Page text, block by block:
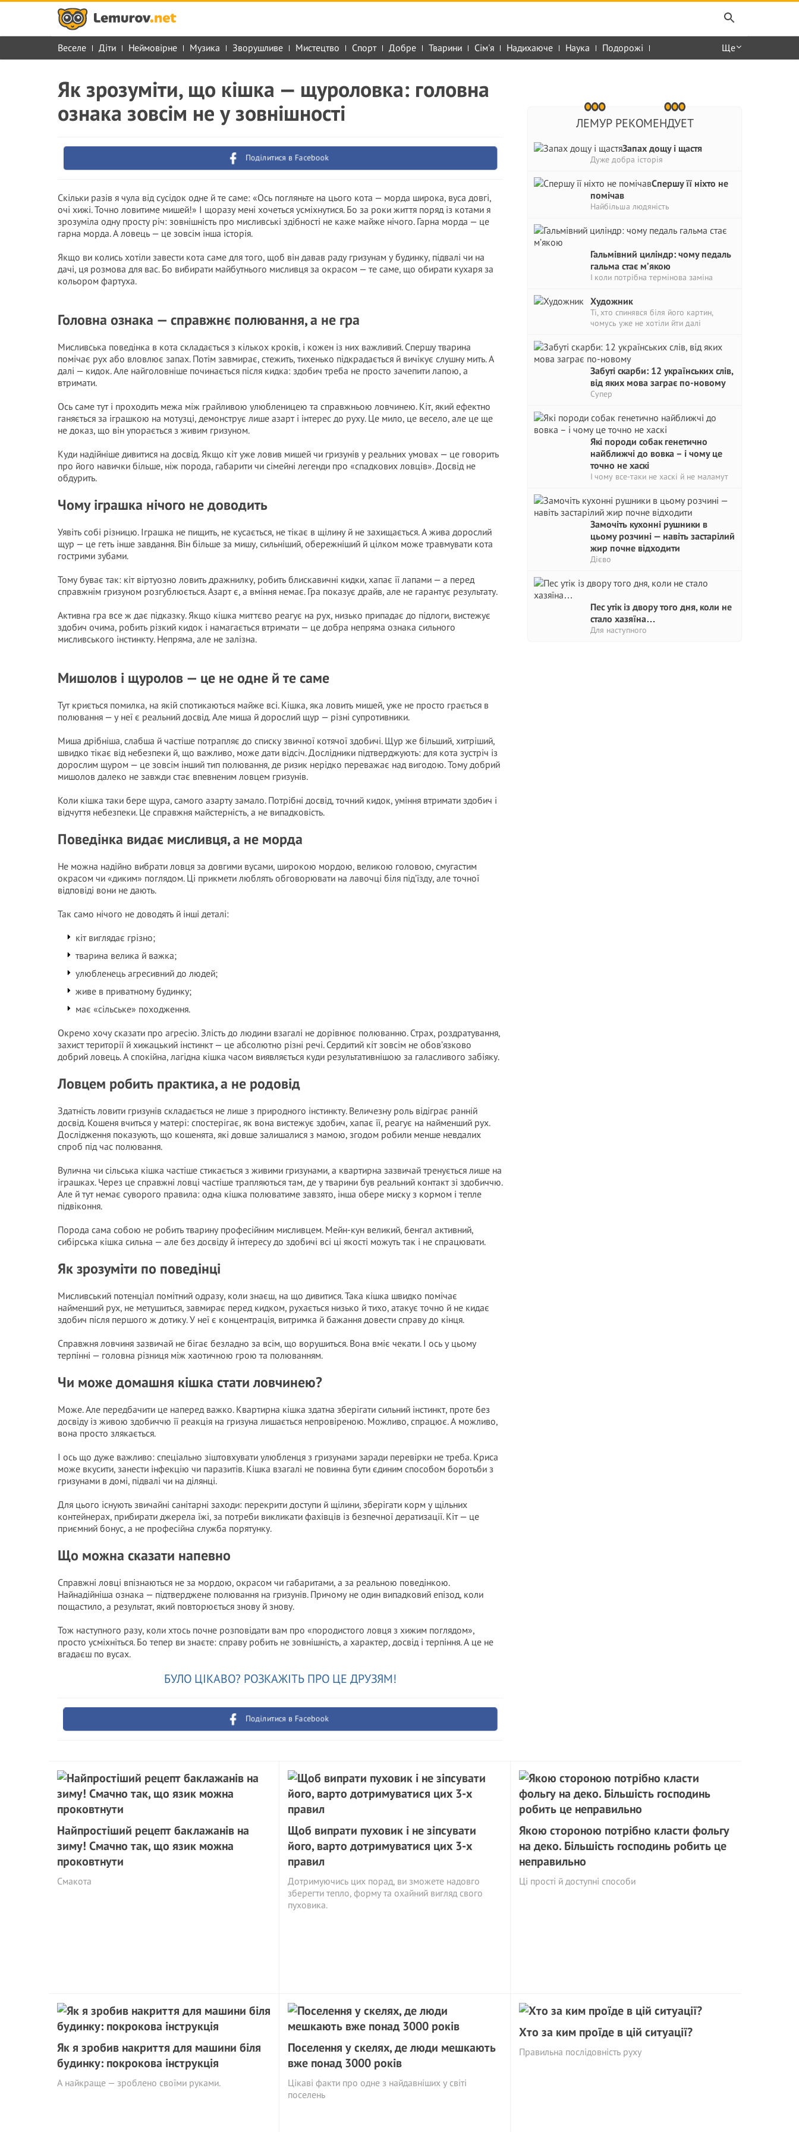
Веселе Діти Неймовірне Музика Зворушливе Мистецтво Спорт Добре Тварини Сім'я Надихаюче Наука Подорожі Ще
ЛЕМУР РЕКОМЕНДУЕТ
Запах дощу і щастя
Дуже добра історія
Спершу її ніхто не
помічав
Найбільша людяність
Гальмівний циліндр: чому педаль
гальма стає м’якою
І коли потрібна термінова заміна
Художник
Ті, хто спинявся біля його картин,
чомусь уже не хотіли йти далі
Забуті скарби: 12 українських слів,
від яких мова заграє по-новому
Супер
Які породи собак генетично
найближчі до вовка – і чому це
точно не хаскі
І чому все-таки не хаскі й не маламут
Замочіть кухонні рушники в
цьому розчині — навіть застарілий
жир почне відходити
Дієво
Пес утік із двору того дня, коли не
стало хазяїна…
Для наступного
Як зрозуміти, що кішка — щуроловка: головна
ознака зовсім не у зовнішності
Поділитися в Facebook
Скільки разів я чула від сусідок одне й те саме: «Ось погляньте на цього кота — морда широка, вуса довгі,
очі хижі. Точно ловитиме мишей!» І щоразу мені хочеться усміхнутися. Бо за роки життя поряд із котами я
зрозуміла одну просту річ: зовнішність про мисливські здібності не каже майже нічого. Гарна морда — це
гарна морда. А ловець — це зовсім інша історія.
Якщо ви колись хотіли завести кота саме для того, щоб він давав раду гризунам у будинку, підвалі чи на
дачі, ця розмова для вас. Бо вибирати майбутнього мисливця за окрасом — те саме, що обирати кухаря за
кольором фартуха.
Головна ознака — справжнє полювання, а не гра
Мисливська поведінка в кота складається з кількох кроків, і кожен із них важливий. Спершу тварина
помічає рух або вловлює запах. Потім завмирає, стежить, тихенько підкрадається й вичікує слушну мить. А
далі — кидок. Але найголовніше починається після кидка: здобич треба не просто зачепити лапою, а
втримати.
Ось саме тут і проходить межа між грайливою улюбленицею та справжньою ловчинею. Кіт, який ефектно
ганяється за іграшкою на мотузці, демонструє лише азарт і інтерес до руху. Це мило, це весело, але це ще
не доказ, що він упорається з живим гризуном.
Куди надійніше дивитися на досвід. Якщо кіт уже ловив мишей чи гризунів у реальних умовах — це говорить
про його навички більше, ніж порода, габарити чи сімейні легенди про «спадкових ловців». Досвід не
обдурить.
Чому іграшка нічого не доводить
Уявіть собі різницю. Іграшка не пищить, не кусається, не тікає в щілину й не захищається. А жива дорослий
щур — це геть інше завдання. Він більше за мишу, сильніший, обережніший й цілком може травмувати кота
гострими зубами.
Тому буває так: кіт віртуозно ловить дражнилку, робить блискавичні кидки, хапає її лапами — а перед
справжнім гризуном розгублюється. Азарт є, а вміння немає. Гра показує драйв, але не гарантує результату.
Активна гра все ж дає підказку. Якщо кішка миттєво реагує на рух, низько припадає до підлоги, вистежує
здобич очима, робить різкий кидок і намагається втримати — це добра непряма ознака сильного
мисливського інстинкту. Непряма, але не залізна.
Мишолов і щуролов — це не одне й те саме
Тут криється помилка, на якій спотикаються майже всі. Кішка, яка ловить мишей, уже не просто грається в
полювання — у неї є реальний досвід. Але миша й дорослий щур — різні супротивники.
Миша дрібніша, слабша й частіше потрапляє до списку звичної котячої здобичі. Щур же більший, хитріший,
швидко тікає від небезпеки й, що важливо, може дати відсіч. Дослідники підтверджують: для кота зустріч із
дорослим щуром — це зовсім інший тип полювання, де ризик нерідко переважає над вигодою. Тому добрий
мишолов далеко не завжди стає впевненим ловцем гризунів.
Коли кішка таки бере щура, самого азарту замало. Потрібні досвід, точний кидок, уміння втримати здобич і
відчуття небезпеки. Це справжня майстерність, а не випадковість.
Поведінка видає мисливця, а не морда
Не можна надійно вибрати ловця за довгими вусами, широкою мордою, великою головою, смугастим
окрасом чи «диким» поглядом. Ці прикмети люблять обговорювати на лавочці біля під’їзду, але точної
відповіді вони не дають.
Так само нічого не доводять й інші деталі:
кіт виглядає грізно;
тварина велика й важка;
улюбленець агресивний до людей;
живе в приватному будинку;
має «сільське» походження.
Окремо хочу сказати про агресію. Злість до людини взагалі не дорівнює полюванню. Страх, роздратування,
захист території й хижацький інстинкт — це абсолютно різні речі. Сердитий кіт зовсім не обов’язково
добрий ловець. А спокійна, лагідна кішка часом виявляється куди результативнішою за галасливого забіяку.
Ловцем робить практика, а не родовід
Здатність ловити гризунів складається не лише з природного інстинкту. Величезну роль відіграє ранній
досвід. Кошеня вчиться у матері: спостерігає, як вона вистежує здобич, хапає її, реагує на найменший рух.
Дослідження показують, що кошенята, які довше залишалися з мамою, згодом робили менше невдалих
спроб під час полювання.
Вулична чи сільська кішка частіше стикається з живими гризунами, а квартирна зазвичай тренується лише на
іграшках. Через це справжні ловці частіше трапляються там, де у тварини був реальний контакт зі здобиччю.
Але й тут немає суворого правила: одна кішка полюватиме завзято, інша обере миску з кормом і тепле
підвіконня.
Порода сама собою не робить тварину професійним мисливцем. Мейн-кун великий, бенгал активний,
сибірська кішка сильна — але без досвіду й інтересу до здобичі всі ці якості можуть так і не спрацювати.
Як зрозуміти по поведінці
Мисливський потенціал помітний одразу, коли знаєш, на що дивитися. Така кішка швидко помічає
найменший рух, не метушиться, завмирає перед кидком, рухається низько й тихо, атакує точно й не кидає
здобич після першого ж дотику. У неї є концентрація, витримка й бажання довести справу до кінця.
Справжня ловчиня зазвичай не бігає безладно за всім, що ворушиться. Вона вміє чекати. І ось у цьому
терпінні — головна різниця між хаотичною грою та полюванням.
Чи може домашня кішка стати ловчинею?
Може. Але передбачити це наперед важко. Квартирна кішка здатна зберігати сильний інстинкт, проте без
досвіду із живою здобиччю її реакція на гризуна лишається непровіреною. Можливо, спрацює. А можливо,
вона просто злякається.
І ось що дуже важливо: спеціально зіштовхувати улюбленця з гризунами заради перевірки не треба. Криса
може вкусити, занести інфекцію чи паразитів. Кішка взагалі не повинна бути єдиним способом боротьби з
гризунами в домі, підвалі чи на ділянці.
Для цього існують звичайні санітарні заходи: перекрити доступи й щілини, зберігати корм у щільних
контейнерах, прибирати джерела їжі, за потреби викликати фахівців із безпечної дератизації. Кіт — це
приємний бонус, а не професійна служба порятунку.
Що можна сказати напевно
Справжні ловці впізнаються не за мордою, окрасом чи габаритами, а за реальною поведінкою.
Найнадійніша ознака — підтверджене полювання на гризунів. Причому не один випадковий епізод, коли
пощастило, а результат, який повторюється знову й знову.
Тож наступного разу, коли хтось почне розповідати вам про «породистого ловця з хижим поглядом»,
просто усміхніться. Бо тепер ви знаєте: справу робить не зовнішність, а характер, досвід і терпіння. А це не
вгадаєш по вусах.
БУЛО ЦІКАВО? РОЗКАЖІТЬ ПРО ЦЕ ДРУЗЯМ!
Поділитися в Facebook
Найпростіший рецепт баклажанів на
зиму! Смачно так, що язик можна
проковтнути
Смакота
Щоб випрати пуховик і не зіпсувати
його, варто дотримуватися цих 3-х
правил
Дотримуючись цих порад, ви зможете надовго
зберегти тепло, форму та охайний вигляд свого
пуховика.
Якою стороною потрібно класти фольгу
на деко. Більшість господинь робить це
неправильно
Ці прості й доступні способи
Як я зробив накриття для машини біля
будинку: покрокова інструкція
А найкраще — зроблено своїми руками.
Поселення у скелях, де люди мешкають
вже понад 3000 років
Цікаві факти про одне з найдавніших у світі
поселень
Хто за ким проїде в цій ситуації?
Правильна послідовність руху